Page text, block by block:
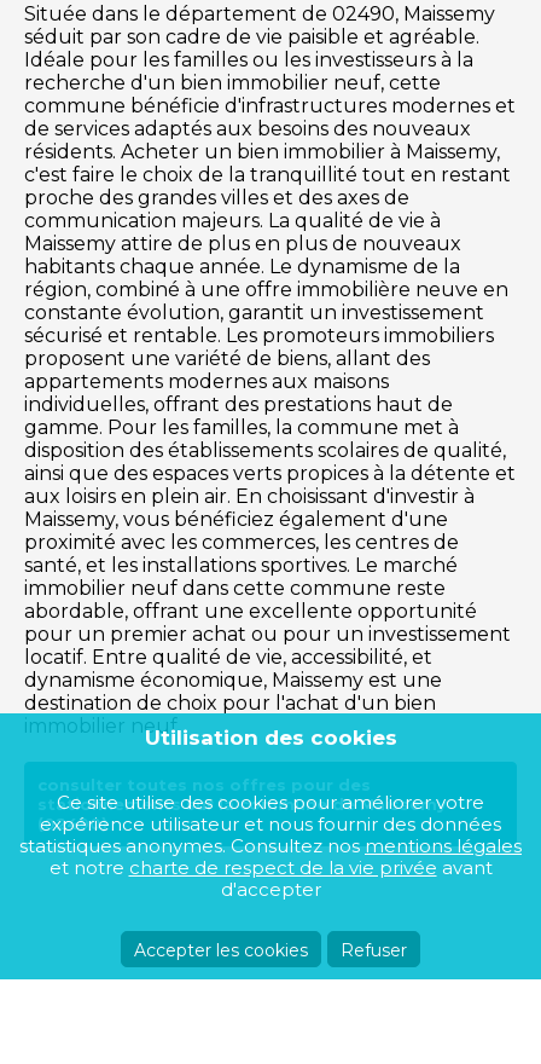
Située dans le département de 02490, Maissemy
séduit par son cadre de vie paisible et agréable.
Idéale pour les familles ou les investisseurs à la
recherche d'un bien immobilier neuf, cette
commune bénéficie d'infrastructures modernes et
de services adaptés aux besoins des nouveaux
résidents. Acheter un bien immobilier à Maissemy,
c'est faire le choix de la tranquillité tout en restant
proche des grandes villes et des axes de
communication majeurs. La qualité de vie à
Maissemy attire de plus en plus de nouveaux
habitants chaque année. Le dynamisme de la
région, combiné à une offre immobilière neuve en
constante évolution, garantit un investissement
sécurisé et rentable. Les promoteurs immobiliers
proposent une variété de biens, allant des
appartements modernes aux maisons
individuelles, offrant des prestations haut de
gamme. Pour les familles, la commune met à
disposition des établissements scolaires de qualité,
ainsi que des espaces verts propices à la détente et
aux loisirs en plein air. En choisissant d'investir à
Maissemy, vous bénéficiez également d'une
proximité avec les commerces, les centres de
santé, et les installations sportives. Le marché
immobilier neuf dans cette commune reste
abordable, offrant une excellente opportunité
pour un premier achat ou pour un investissement
locatif. Entre qualité de vie, accessibilité, et
dynamisme économique, Maissemy est une
destination de choix pour l'achat d'un bien
immobilier neuf.
consulter toutes nos offres pour des
stationnements sur la commune de Maissemy
(02490)
Utilisation des cookies
Ce site utilise des cookies pour améliorer votre
expérience utilisateur et nous fournir des données
statistiques anonymes. Consultez nosmentions légales
et notre charte de respect de la vie privée avant
d'accepter
Accepter les cookies Refuser